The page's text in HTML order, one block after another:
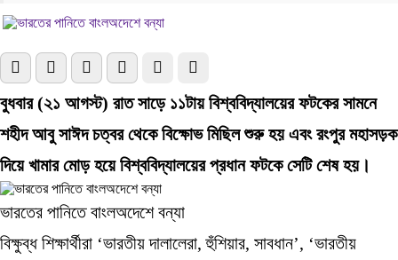
বুধবার (২১ আগস্ট) রাত সাড়ে ১১টায় বিশ্ববিদ্যালয়ের ফটকের সামনে
শহীদ আবু সাঈদ চত্বর থেকে বিক্ষোভ মিছিল শুরু হয় এবং রংপুর মহাসড়ক
দিয়ে খামার মোড় হয়ে বিশ্ববিদ্যালয়ের প্রধান ফটকে সেটি শেষ হয়।
ভারতের পানিতে বাংলঅদেশে বন্যা
বিক্ষুব্ধ শিক্ষার্থীরা ‘ভারতীয় দালালেরা, হুঁশিয়ার, সাবধান’, ‘ভারতীয়